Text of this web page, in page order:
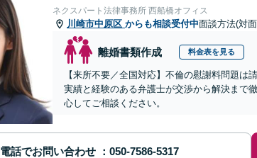
ネクスパート法律事務所 西船橋オフィス
川崎市中原区 からも相談受付中面談方法(対
離婚書類作成 料金表を見る
【来所不要／全国対応】不倫の慰謝料問題
実績と経験のある弁護士が交渉から解決まで
心してご相談ください。
電話でお問い合わせ